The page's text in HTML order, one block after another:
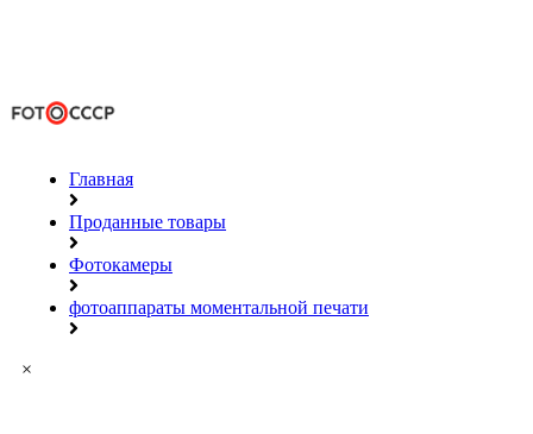
Главная
Проданные товары
Фотокамеры
фотоаппараты моментальной печати
×